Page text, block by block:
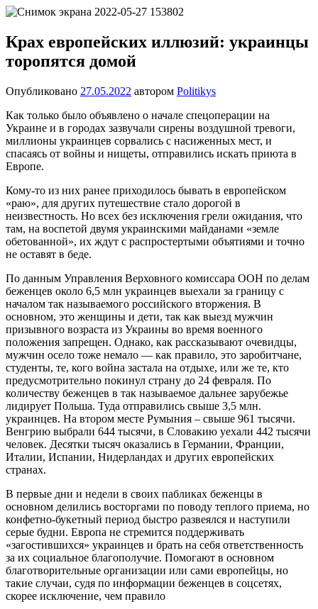
Перейти
содержимому
один
сайт
на
WordPress
Крах европейских иллюзий: украинцы
торопятся домой
Опубликовано 27.05.2022 автором Politikys
Как только было объявлено о начале спецоперации на
Украине и в городах зазвучали сирены воздушной тревоги,
миллионы украинцев сорвались с насиженных мест, и
спасаясь от войны и нищеты, отправились искать приюта в
Европе.
Кому-то из них ранее приходилось бывать в европейском
«раю», для других путешествие стало дорогой в
неизвестность. Но всех без исключения грели ожидания, что
там, на воспетой двумя украинскими майданами «земле
обетованной», их ждут с распростертыми объятиями и точно
не оставят в беде.
По данным Управления Верховного комиссара ООН по делам
беженцев около 6,5 млн украинцев выехали за границу с
началом так называемого российского вторжения. В
основном, это женщины и дети, так как выезд мужчин
призывного возраста из Украины во время военного
положения запрещен. Однако, как рассказывают очевидцы,
мужчин осело тоже немало — как правило, это заробитчане,
студенты, те, кого война застала на отдыхе, или же те, кто
предусмотрительно покинул страну до 24 февраля. По
количеству беженцев в так называемое дальнее зарубежье
лидирует Польша. Туда отправились свыше 3,5 млн.
украинцев. На втором месте Румыния – свыше 961 тысячи.
Венгрию выбрали 644 тысячи, в Словакию уехали 442 тысячи
человек. Десятки тысяч оказались в Германии, Франции,
Италии, Испании, Нидерландах и других европейских
странах.
В первые дни и недели в своих пабликах беженцы в
основном делились восторгами по поводу теплого приема, но
конфетно-букетный период быстро развеялся и наступили
серые будни. Европа не стремится поддерживать
«загостившихся» украинцев и брать на себя ответственность
за их социальное благополучие. Помогают в основном
благотворительные организации или сами европейцы, но
такие случаи, судя по информации беженцев в соцсетях,
скорее исключение, чем правило